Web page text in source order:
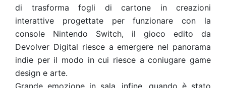
di trasforma fogli di cartone in creazioni
interattive progettate per funzionare con la
console Nintendo Switch, il gioco edito da
Devolver Digital riesce a emergere nel panorama
indie per il modo in cui riesce a coniugare game
design e arte.
Grande emozione in sala, infine, quando è stato